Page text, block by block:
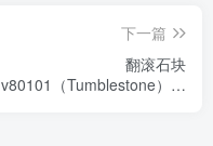
下一篇
翻滚石块
v80101（Tumblestone）免